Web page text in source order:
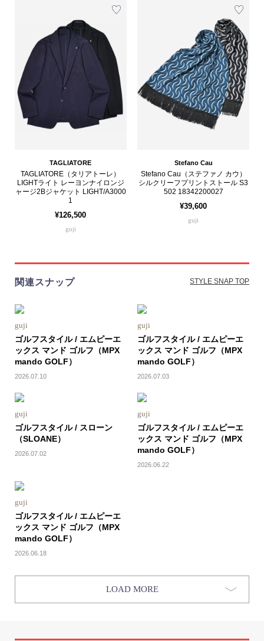
TAGLIATORE
TAGLIATORE（タリアトーレ）
LIGHTライト レーヨンナイロンジ
ャージ2Bジャケット LIGHT/A3000
1
¥126,500
guji
Stefano Cau
Stefano Cau（ステファノ カウ）
シルクリーフプリントストール S3
502 18342200027
¥39,600
guji
関連スナップ STYLE SNAP TOP
guji
ゴルフスタイル / エムピーエ
ックス マンド ゴルフ（MPX
mando GOLF）
2026.07.10
guji
ゴルフスタイル / エムピーエ
ックス マンド ゴルフ（MPX
mando GOLF）
2026.07.03
guji
ゴルフスタイル / スローン
（SLOANE）
2026.07.02
guji
ゴルフスタイル / エムピーエ
ックス マンド ゴルフ（MPX
mando GOLF）
2026.06.22
guji
ゴルフスタイル / エムピーエ
ックス マンド ゴルフ（MPX
mando GOLF）
2026.06.18
LOAD MORE